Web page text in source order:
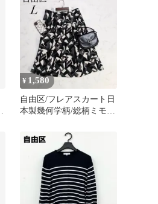
¥ 1,580
自由区/フレアスカート日
本製幾何学柄/総柄ミモレ
❄️